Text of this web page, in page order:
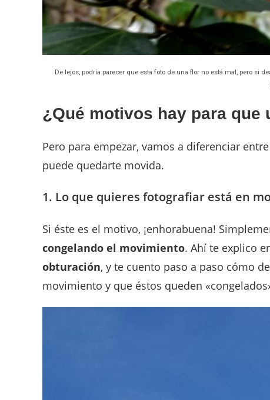
De lejos, podría parecer que esta foto de una flor no está mal, pero si
¿Qué motivos hay para que
Pero para empezar, vamos a diferenciar
puede quedarte movida.
1. Lo que quieres fotografiar está en
Si éste es el motivo, ¡enhorabuena!
congelando el movimiento. Ahí te explico
obturación, y te cuento paso a paso cómo
movimiento y que éstos queden